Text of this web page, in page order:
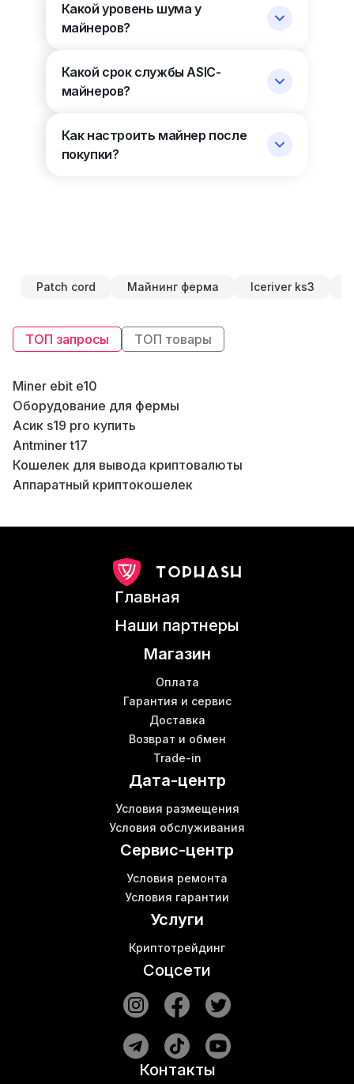
Какой уровень шума у
майнеров?
Какой срок службы ASIC-
майнеров?
Как настроить майнер после
покупки?
Patch cord Майнинг ферма Iceriver ks3
ТОП запросы ТОП товары
Miner ebit e10
Оборудование для фермы
Асик s19 pro купить
Antminer t17
Кошелек для вывода криптовалюты
Аппаратный криптокошелек
Дата центр под ключ
Asic bitmain antminer s9
Кабель patch cord
Майнинг ферма асик купить
Магазин майнеров
Вай фай роутер купить в Киеве
Коммутатор сети ethernet
Майнеры innosilicon
Главная
Наши партнеры
Магазин
Оплата
Гарантия и сервис
Доставка
Возврат и обмен
Trade-in
Дата-центр
Условия размещения
Условия обслуживания
Сервис-центр
Условия ремонта
Условия гарантии
Услуги
Криптотрейдинг
Соцсети
Контакты